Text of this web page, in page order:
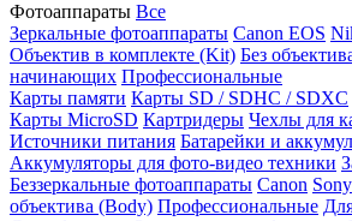
Фотоаппараты Все
Зеркальные фотоаппараты Canon EOS
Объектив в комплекте (Kit) Без
начинающих Профессиональные
Карты памяти Карты SD / SDHC / SDXC
Карты MicroSD Картридеры Чехлы для
Источники питания Батарейки и
Аккумуляторы для фото-видео техники
Беззеркальные фотоаппараты Canon Sony
объектива (Body) Профессиональные